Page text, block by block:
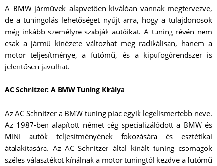
A BMW járművek alapvetően kiválóan vannak megtervezve,
de a tuningolás lehetőséget nyújt arra, hogy a tulajdonosok
még inkább személyre szabják autóikat. A tuning révén nem
csak a jármű kinézete változhat meg radikálisan, hanem a
motor teljesítménye, a futómű, és a kipufogórendszer is
jelentősen javulhat.
AC Schnitzer: A BMW Tuning Királya
Az AC Schnitzer a BMW tuning piac egyik legelismertebb neve.
Az 1987-ben alapított német cég specializálódott a BMW és
MINI autók teljesítményének fokozására és esztétikai
átalakítására. Az AC Schnitzer által kínált tuning csomagok
széles választékot kínálnak a motor tuningtól kezdve a futómű